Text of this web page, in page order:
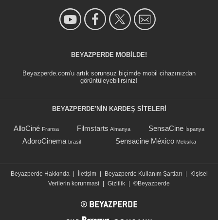
BEYAZPERDE MOBILDE!
Beyazperde.com'u artık sorunsuz biçimde mobil cihazınızdan
görüntüleyebilirsiniz!
BEYAZPERDE'NIN KARDEŞ SİTELERİ
AlloCiné Fransa Filmstarts Almanya SensaCine İspanya
AdoroCinema brasil Sensacine México Meksika
Beyazperde Hakkında | İletişim | Beyazperde Kullanım Şartları |
Kişisel
Verilerin korunmasi
| Gizlilik | ©Beyazperde